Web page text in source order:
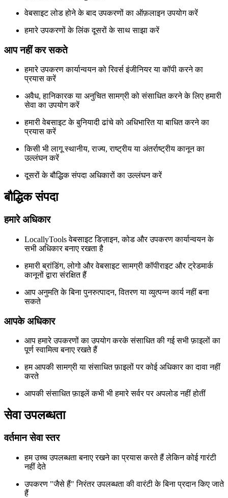
वेबसाइट लोड होने के बाद उपकरणों का ऑफ़लाइन उपयोग करें
हमारे उपकरणों के लिंक दूसरों के साथ साझा करें
आप नहीं कर सकते
हमारे उपकरण कार्यान्वयन को रिवर्स इंजीनियर या कॉपी करने का
प्रयास करें
अवैध, हानिकारक या अनुचित सामग्री को संसाधित करने के लिए हमारी
सेवा का उपयोग करें
हमारी वेबसाइट के बुनियादी ढांचे को अधिभारित या बाधित करने का
प्रयास करें
किसी भी लागू स्थानीय, राज्य, राष्ट्रीय या अंतर्राष्ट्रीय कानून का
उल्लंघन करें
दूसरों के बौद्धिक संपदा अधिकारों का उल्लंघन करें
बौद्धिक संपदा
हमारे अधिकार
LocallyTools वेबसाइट डिज़ाइन, कोड और उपकरण कार्यान्वयन के
सभी अधिकार बनाए रखता है
हमारी ब्रांडिंग, लोगो और वेबसाइट सामग्री कॉपीराइट और ट्रेडमार्क
कानूनों द्वारा संरक्षित हैं
आप अनुमति के बिना पुनरुत्पादन, वितरण या व्युत्पन्न कार्य नहीं बना
सकते
आपके अधिकार
आप हमारे उपकरणों का उपयोग करके संसाधित की गई सभी फ़ाइलों का
पूर्ण स्वामित्व बनाए रखते हैं
हम आपकी सामग्री या संसाधित फ़ाइलों पर कोई अधिकार का दावा नहीं
करते
आपकी संसाधित फ़ाइलें कभी भी हमारे सर्वर पर अपलोड नहीं होतीं
सेवा उपलब्धता
वर्तमान सेवा स्तर
हम उच्च उपलब्धता बनाए रखने का प्रयास करते हैं लेकिन कोई गारंटी
नहीं देते
उपकरण "जैसे हैं" निरंतर उपलब्धता की वारंटी के बिना प्रदान किए जाते
हैं